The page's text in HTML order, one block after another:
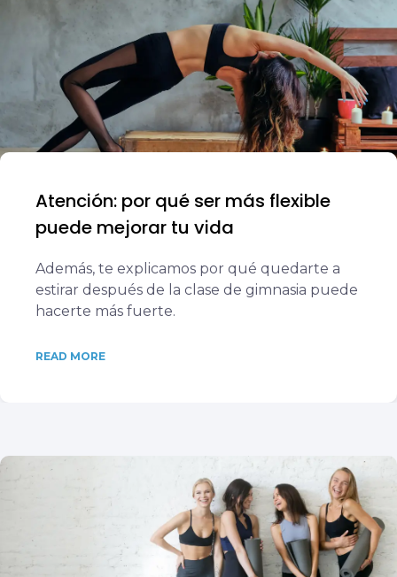
Atención: por qué ser más flexible
puede mejorar tu vida
Además, te explicamos por qué quedarte a
estirar después de la clase de gimnasia puede
hacerte más fuerte.
READ MORE